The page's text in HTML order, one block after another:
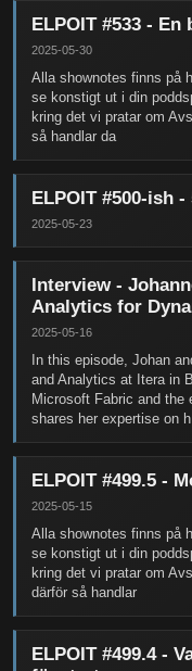
ELPOIT #533 -
2025-05-30
Alla shownotes finns på
se konstigt ut i din
kring det vi pratar om
så handlar da
ELPOIT #500-ish -
2025-05-23
Interview -
Analytics for
2025-05-16
In this episode, Johan
and Analytics at Itera in
Microsoft Fabric and the
shares her expertise on h
ELPOIT #499.5 -
2025-05-15
Alla shownotes finns på
se konstigt ut i din
kring det vi pratar om
därför så handlar
ELPOIT #499.4 -